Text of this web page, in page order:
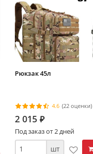
Рюкзак 45л
4.6 (22 оценки)
2 015 ⃏
Под заказ от 2 дней
шт